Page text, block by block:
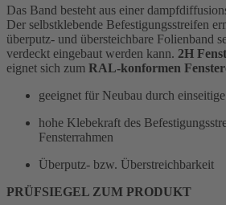
Das Band besteht aus einer
Der selbstklebende Befestigungsstreifen
überputz- und übersteichbare Folienband
verdeckt eingebaut werden kann. 2H
eignet sich zum RAL-konformen
geeignet für Neubau durch
hohe Klebekraft des
Fensterrahmen
Überputz- bzw. Überstreichbarkeit
PRÜFSIEGEL ZUM PRODUKT